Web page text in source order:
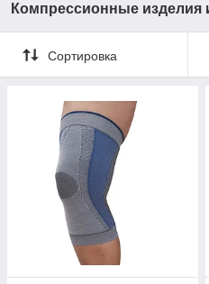
Компрессионные изделия
Сортировка